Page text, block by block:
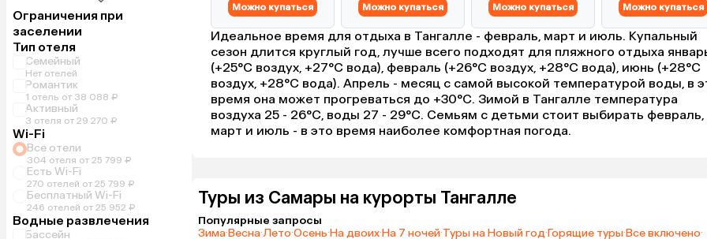
Ограничения при
заселении
Тип отеля
Семейный
Нет отелей
Романтик
1 отель от 38 088 ₽
Активный
3 отеля от 29 270 ₽
Wi-Fi
Все отели
304 отеля от 25 799 ₽
Есть Wi-Fi
270 отелей от 25 799 ₽
Бесплатный Wi-Fi
246 отелей от 25 952 ₽
Водные развлечения
Бассейн
Можно купаться
Можно купаться
Можно купаться
Можно купаться
Идеальное время для отдыха в Тангалле - февраль, март и июль. Купальный
сезон длится круглый год, лучше всего подходят для пляжного отдыха
(+25°C воздух, +27°C вода), февраль (+26°C воздух, +28°C вода), июнь (+28°C
воздух, +28°C вода). Апрель - месяц с самой высокой температурой воды, в
время она может прогреваться до +30°C. Зимой в Тангалле температура
воздуха 25 - 26°C, воды 27 - 29°C. Семьям с детьми стоит выбирать февраль,
март и июль - в это время наиболее комфортная погода.
Туры из Самары на курорты Тангалле
Популярные запросы
Зима·Весна·Лето·Осень·На двоих·На 7 ночей·Туры на Новый год·Горящие туры·Все включено·